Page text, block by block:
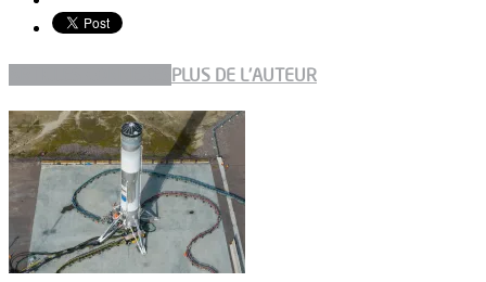
PLUS DE L'AUTEUR